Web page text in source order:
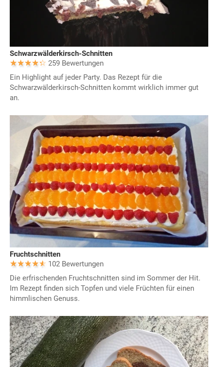
Schwarzwälderkirsch-Schnitten
259 Bewertungen
Ein Highlight auf jeder Party. Das Rezept für die
Schwarzwälderkirsch-Schnitten kommt wirklich immer gut
an.
Fruchtschnitten
102 Bewertungen
Die erfrischenden Fruchtschnitten sind im Sommer der Hit.
Im Rezept finden sich Topfen und viele Früchten für einen
himmlischen Genuss.